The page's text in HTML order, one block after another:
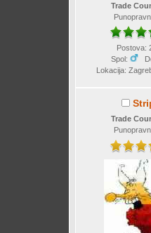
Trade
Postova:
Spol:
Lokacija:
Trade